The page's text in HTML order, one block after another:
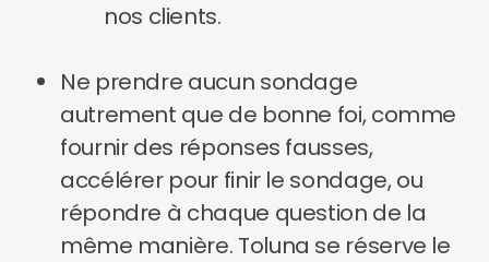
nos clients.
Ne prendre aucun sondage
autrement que de bonne foi, comme
fournir des réponses fausses,
accélérer pour finir le sondage, ou
répondre à chaque question de la
même manière. Toluna se réserve le